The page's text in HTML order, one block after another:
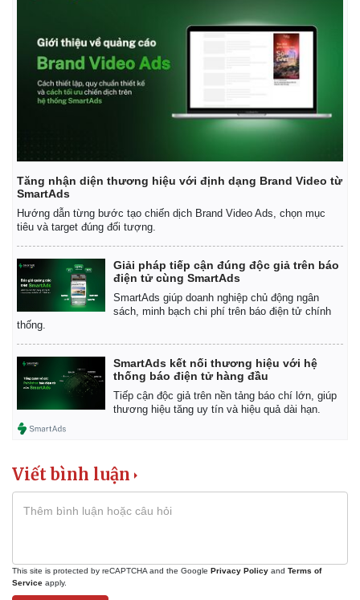
Tăng nhận diện thương hiệu với định dạng Brand Video từ
SmartAds
Hướng dẫn từng bước tạo chiến dịch Brand Video Ads, chọn mục
tiêu và target đúng đối tượng.
Giải pháp tiếp cận đúng độc giả trên báo
điện tử cùng SmartAds
SmartAds giúp doanh nghiệp chủ động ngân
sách, minh bạch chi phí trên báo điện tử chính
thống.
SmartAds kết nối thương hiệu với hệ
thống báo điện tử hàng đầu
Tiếp cận độc giả trên nền tảng báo chí lớn, giúp
thương hiệu tăng uy tín và hiệu quả dài hạn.
Viết bình luận
This site is protected by reCAPTCHA and the Google Privacy Policy and Terms of
Service apply.